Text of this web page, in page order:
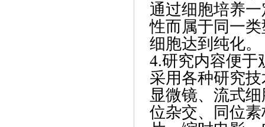
通过细胞培养
性而属于同一
细胞达到纯化。
4.研究内容便于
采用各种研究
显微镜、流式
位杂交、同位